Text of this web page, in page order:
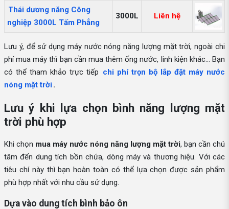
Thái dương năng Công
nghiệp 3000L Tấm Phẳng
3000L Liên hệ
Lưu ý, để sử dụng máy nước nóng năng lượng mặt trời, ngoài chi
phí mua máy thì bạn cần mua thêm ống nước, linh kiện khác... Bạn
có thể tham khảo trực tiếp chi phí trọn bộ lắp đặt máy nước
nóng mặt trời.
Lưu ý khi lựa chọn bình năng lượng mặt
trời phù hợp
Khi chọn mua máy nước nóng năng lượng mặt trời, bạn cần chú
tâm đến dung tích bồn chứa, dòng máy và thương hiệu. Với các
tiêu chí này thì bạn hoàn toàn có thể lựa chọn được sản phẩm
phù hợp nhất với nhu cầu sử dụng.
Dựa vào dung tích bình bảo ôn